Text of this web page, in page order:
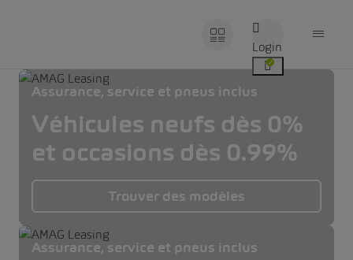
Login
Assurance, service et pneus inclus
Véhicules neufs dès 0%
et occasions dès 0.99%
Trouver des modèles
Assurance, service et pneus inclus